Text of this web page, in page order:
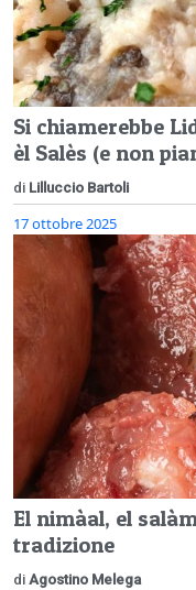
Si chiamerebbe
èl Salès (e non
di Lilluccio Bartoli
17 ottobre 2025
El nimàal, el
tradizione
di Agostino Melega